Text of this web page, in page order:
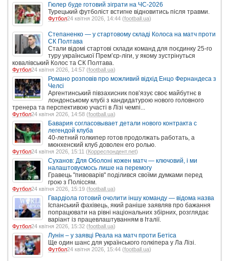
Гюлер буде готовий зіграти на ЧС-2026
Турецький футболіст встигне відновитись після травми.
Футбол24 квітня 2026, 14:44 (football.ua)
Степаненко — у стартовому складі Колоса на матч проти
СК Полтава
Стали відомі стартові склади команд для поєдинку 25-го
туру української Прем’єр-ліги, у якому зустрінуться
ковалівський Колос та СК Полтава.
Футбол24 квітня 2026, 14:57 (football.ua)
Романо розповів про можливий відхід Енцо Фернандеса з
Челсі
Аргентинський півзахисник пов’язує своє майбутнє в
лондонському клубі з кандидатурою нового головного
тренера та перспективою участі в Лізі чемпі...
Футбол24 квітня 2026, 14:58 (football.ua)
Бавария согласовывает детали нового контракта с
легендой клуба
40-летний голкипер готов продолжать работать, а
мюнхенский клуб доволен его ролью.
Футбол24 квітня 2026, 15:11 (Корреспондент.net)
Суханов: Для Оболоні кожен матч — ключовий, і ми
налаштовуємось лише на перемогу
Гравець "пивоварів" поділився своїми думками перед
грою з Поліссям.
Футбол24 квітня 2026, 15:19 (football.ua)
Гвардіола готовий очолити іншу команду — відома назва
Іспанський фахівець, який раніше заявляв про бажання
попрацювати на рівні національних збірних, розглядає
варіант із працевлаштуванням в Італії.
Футбол24 квітня 2026, 15:32 (football.ua)
Лунін – у заявці Реала на матч проти Бетіса
Ще один шанс для українського голкіпера у Ла Лізі.
Футбол24 квітня 2026, 15:44 (football.ua)